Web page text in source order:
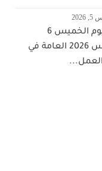
أبراج اليوم الخميس 6
أغسطس 2026 العامة في